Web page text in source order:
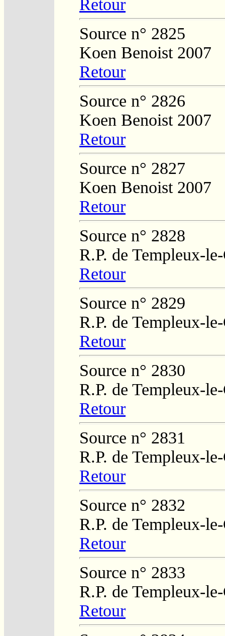
Retour
Source n° 2825
Koen Benoist 2007
Retour
Source n° 2826
Koen Benoist 2007
Retour
Source n° 2827
Koen Benoist 2007
Retour
Source n° 2828
R.P. de Templeux-
Retour
Source n° 2829
R.P. de Templeux-
Retour
Source n° 2830
R.P. de Templeux-
Retour
Source n° 2831
R.P. de Templeux-
Retour
Source n° 2832
R.P. de Templeux-
Retour
Source n° 2833
R.P. de Templeux-
Retour